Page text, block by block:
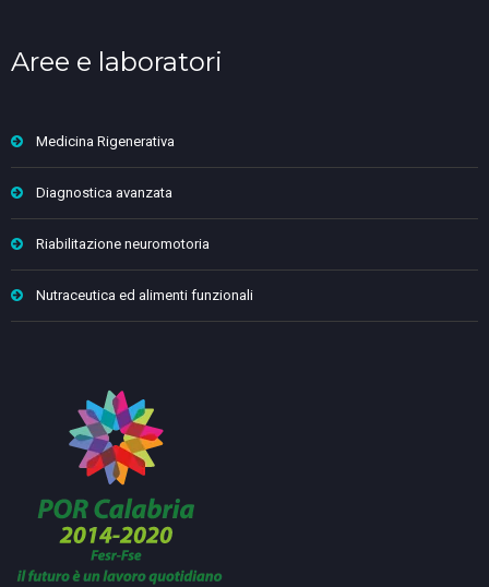
Aree e laboratori
Medicina Rigenerativa
Diagnostica avanzata
Riabilitazione neuromotoria
Nutraceutica ed alimenti funzionali